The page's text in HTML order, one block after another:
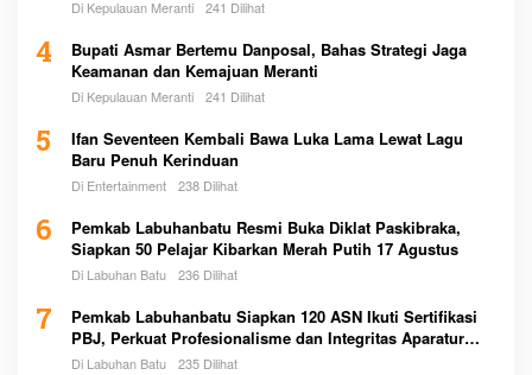
Di Kepulauan Meranti 241 Dilihat
4
Bupati Asmar Bertemu Danposal, Bahas Strategi Jaga
Keamanan dan Kemajuan Meranti
Di Kepulauan Meranti 241 Dilihat
5
Ifan Seventeen Kembali Bawa Luka Lama Lewat Lagu
Baru Penuh Kerinduan
Di Entertainment 238 Dilihat
6
Pemkab Labuhanbatu Resmi Buka Diklat Paskibraka,
Siapkan 50 Pelajar Kibarkan Merah Putih 17 Agustus
Di Labuhan Batu 236 Dilihat
7
Pemkab Labuhanbatu Siapkan 120 ASN Ikuti Sertifikasi
PBJ, Perkuat Profesionalisme dan Integritas Aparatur
Pemerintah
Di Labuhan Batu 235 Dilihat